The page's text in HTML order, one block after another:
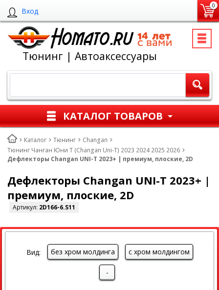
Вход
0
Тюнинг | Автоаксессуары
КАТАЛОГ ТОВАРОВ
Каталог Тюнинг
Changan
Тюнинг Чанган Юни Т (Changan Uni-T) 2023 2024 2025 2026
Дефлекторы Changan UNI-T 2023+ | премиум, плоские, 2D
Дефлекторы Changan UNI-T 2023+ |
премиум, плоские, 2D
Артикул: 2D166-6.S11
СКИДКА
Вид: без хром молдинга с хром молдингом
-